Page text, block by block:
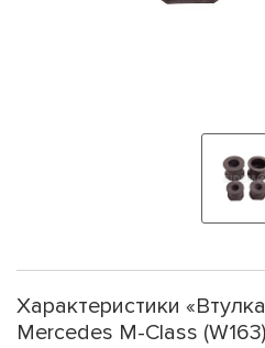
Характеристики
Mercedes M-Class